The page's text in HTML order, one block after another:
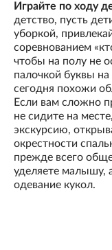
Играйте по ходу
детство, пусть
уборкой,
соревнованием
чтобы на полу не
палочкой буквы на
сегодня похожи
Если вам сложно
не сидите на
экскурсию,
окрестности
прежде всего
уделяете малышу,
одевание кукол.